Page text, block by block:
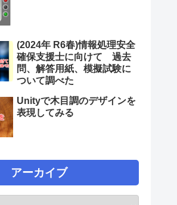
(2024年 R6春)情報処理安全
確保支援士に向けて 過去
問、解答用紙、模擬試験に
ついて調べた
Unityで木目調のデザインを
表現してみる
アーカイブ